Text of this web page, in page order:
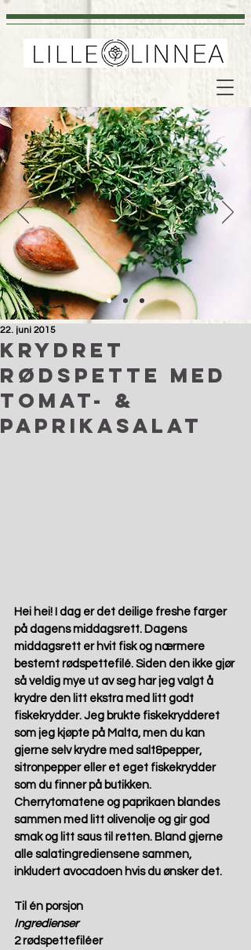
Krydret
rødspette med
tomat- &
paprikasalat
22. juni 2015
Hei hei! I dag er det deilige freshe farger
på dagens middagsrett. Dagens
middagsrett er hvit fisk og nærmere
bestemt rødspettefilé. Siden den ikke gjør
så veldig mye ut av seg har jeg valgt å
krydre den litt ekstra med litt godt
fiskekrydder. Jeg brukte fiskekrydderet
som jeg kjøpte på Malta, men du kan
gjerne selv krydre med salt&pepper,
sitronpepper eller et eget fiskekrydder
som du finner på butikken.
Cherrytomatene og paprikaen blandes
sammen med litt olivenolje og gir god
smak og litt saus til retten. Bland gjerne
alle salatingrediensene sammen,
inkludert avocadoen hvis du ønsker det.
Til én porsjon
Ingredienser
2 rødspettefiléer